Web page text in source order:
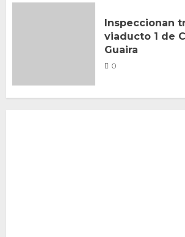
Inspeccionan
viaducto 1 de
Guaira
0